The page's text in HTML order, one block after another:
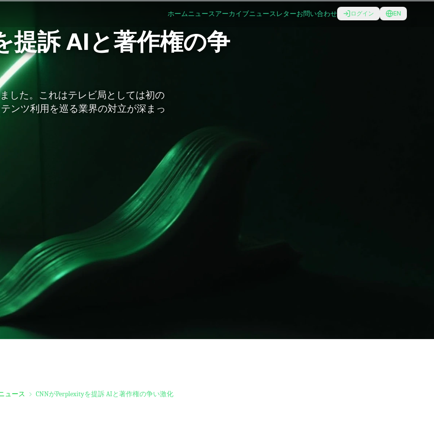
ホームニュースアーカイブニュースレターお問い合わせ ログイン EN
訴 AIと著作権の争
した。これはテレビ局としては初の
ンツ利用を巡る業界の対立が深まっ
ュース CNNがPerplexityを提訴 AIと著作権の争い激化